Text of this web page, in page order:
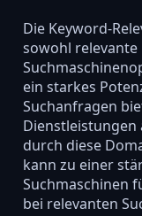
Die Keyword-
sowohl
ein starkes
Suchanfragen
Dienstleistungen
durch diese
kann zu einer
Suchmaschinen
bei relevanten